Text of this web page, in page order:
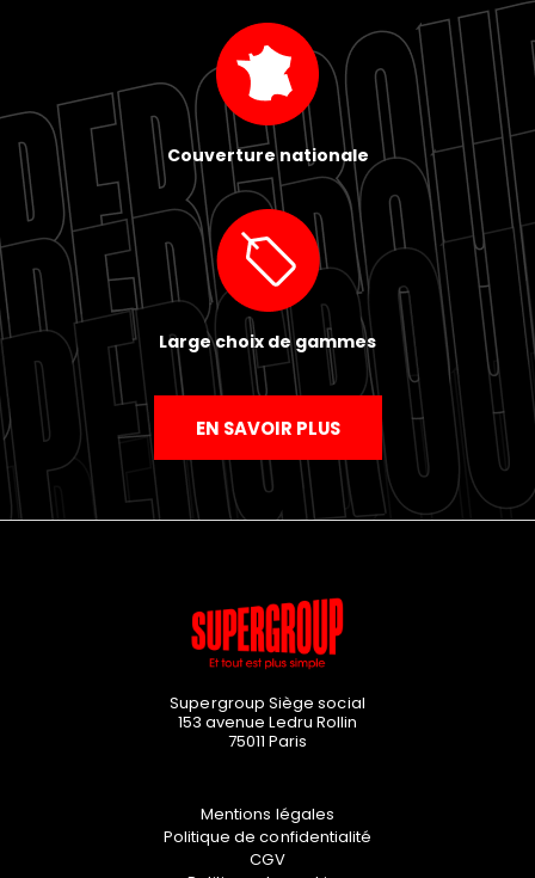
Couverture nationale
Large choix de gammes
EN SAVOIR PLUS
Supergroup Siège social
153 avenue Ledru Rollin
75011 Paris
Mentions légales
Politique de confidentialité
CGV